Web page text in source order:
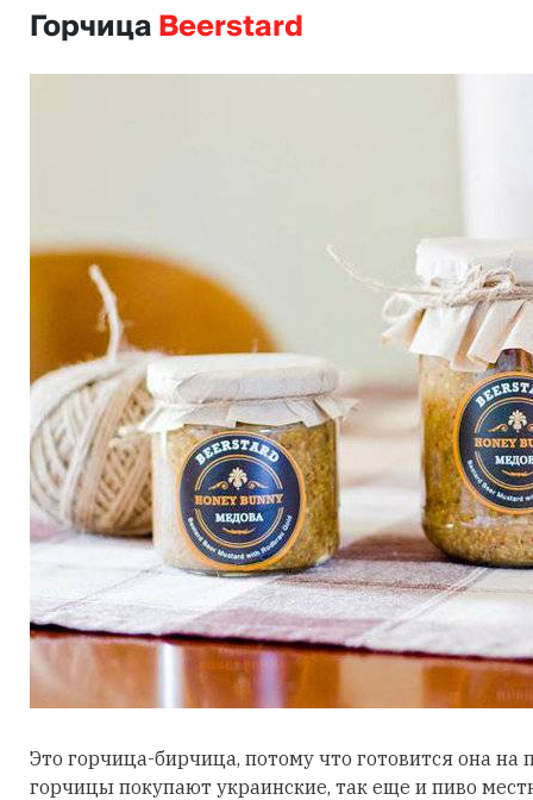
ГорчицаBeerstard
Это горчица-бирчица, потому что готовится она на
горчицы покупают украинские, так еще и пиво